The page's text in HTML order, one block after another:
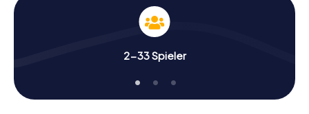
2-33 Spieler